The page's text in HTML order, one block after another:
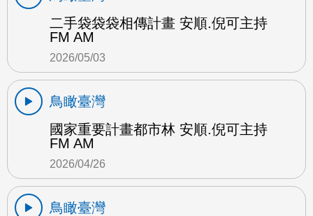
二手袋袋袋相傳計畫 安順.倪可主持
FM AM
2026/05/03
鳥瞰臺灣
國家重要計畫都市林 安順.倪可主持
FM AM
2026/04/26
鳥瞰臺灣